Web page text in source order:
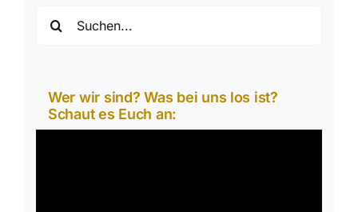
nach:
Wer wir sind? Was bei uns los ist?
Schaut es Euch an: